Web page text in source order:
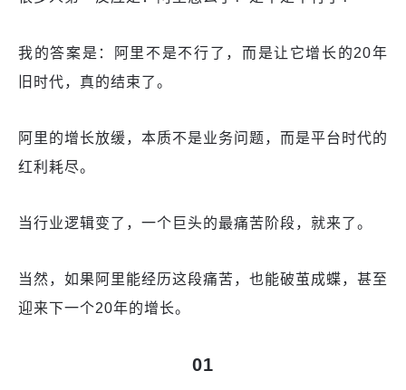
我的答案是：阿里不是不行了，而是让它增长的20年
旧时代，真的结束了。
阿里的增长放缓，本质不是业务问题，而是平台时代的
红利耗尽。
当行业逻辑变了，一个巨头的最痛苦阶段，就来了。
当然，如果阿里能经历这段痛苦，也能破茧成蝶，甚至
迎来下一个20年的增长。
01